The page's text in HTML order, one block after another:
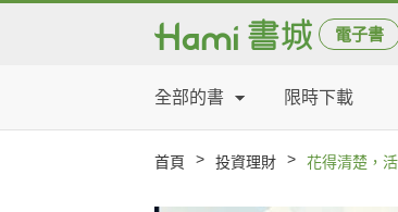
電子書
全部的書 限時下載
首頁 > 投資理財 > 花得清楚，